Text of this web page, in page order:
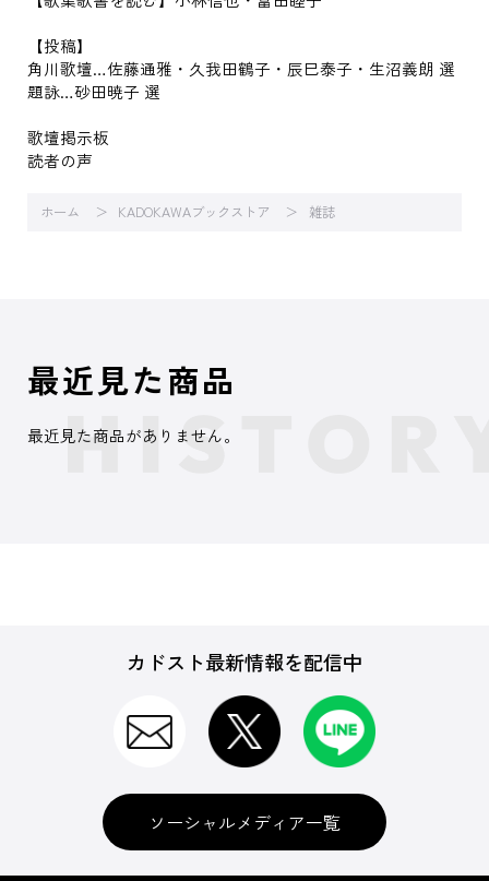
【投稿】
角川歌壇…佐藤通雅・久我田鶴子・辰巳泰子・生沼義朗 選
題詠…砂田暁子 選
歌壇掲示板
読者の声
ホーム KADOKAWAブックストア 雑誌
最近見た商品
最近見た商品がありません。
カドスト最新情報を配信中
ソーシャルメディア一覧